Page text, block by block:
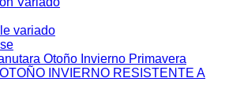
variado
Otoño Invierno Primavera
INVIERNO RESISTENTE A